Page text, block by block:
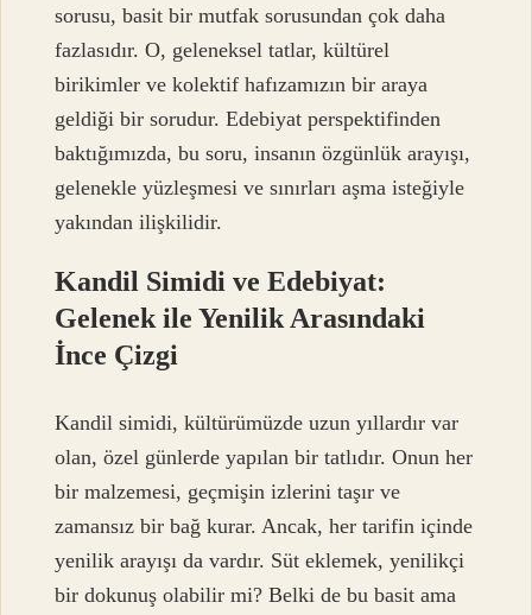
sorusu, basit bir mutfak sorusundan çok daha
fazlasıdır. O, geleneksel tatlar, kültürel
birikimler ve kolektif hafızamızın bir araya
geldiği bir sorudur. Edebiyat perspektifinden
baktığımızda, bu soru, insanın özgünlük arayışı,
gelenekle yüzleşmesi ve sınırları aşma isteğiyle
yakından ilişkilidir.
Kandil Simidi ve Edebiyat:
Gelenek ile Yenilik Arasındaki
İnce Çizgi
Kandil simidi, kültürümüzde uzun yıllardır var
olan, özel günlerde yapılan bir tatlıdır. Onun her
bir malzemesi, geçmişin izlerini taşır ve
zamansız bir bağ kurar. Ancak, her tarifin içinde
yenilik arayışı da vardır. Süt eklemek, yenilikçi
bir dokunuş olabilir mi? Belki de bu basit ama